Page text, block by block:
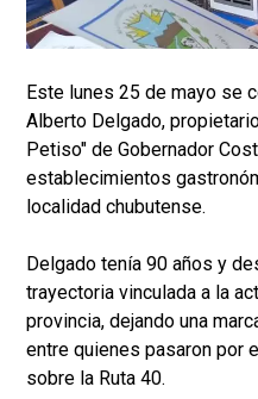
Este lunes 25 de mayo se
Alberto Delgado,
Petiso" de Gobernador
establecimientos
localidad chubutense.
Delgado tenía 90 años y
trayectoria vinculada a la
provincia, dejando una
entre quienes pasaron por
sobre la Ruta 40.